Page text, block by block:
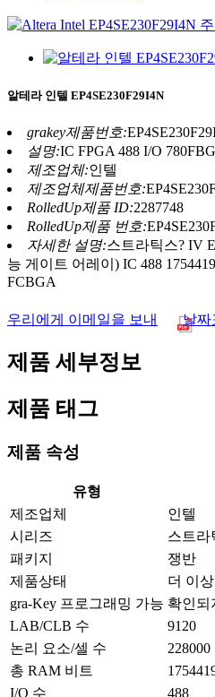
알테라 인텔 EP4SE230F29I4N
grakey제품번호:
설명:IC FPGA 488 I/O
제조업체:인텔
제조업체제품번호:
RolledUp제품 ID:2287748
RolledUp제품 번호:
자세한 설명:스트라틱스? IV
능 게이트 어레이) IC 488
FCBGA
우리에게 이메일을 보내 날짜
제품 세부정보
제품 태그
제품 속성
유형
제조업체
인텔
시리즈
스트라
패키지
쟁반
제품상태
더 이
gra-Key 프로그래밍 가능 확인되
LAB/CLB 수
9120
논리 요소/셀 수
228000
총 RAM 비트
I/O 수
488